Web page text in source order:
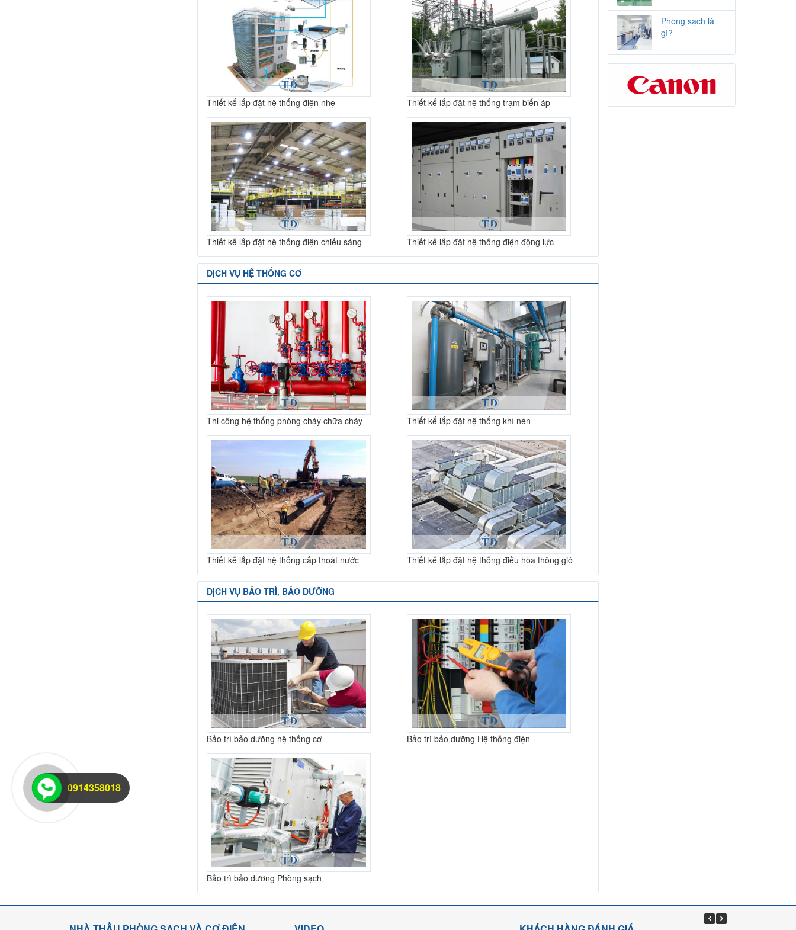
Thiết kế lắp đặt hệ thống điện nhẹ Thiết kế lắp đặt hệ thống trạm biến áp
Thiết kế lắp đặt hệ thống điện chiếu sáng Thiết kế lắp đặt hệ thống điện động lực
DỊCH VỤ HỆ THỐNG CƠ
Thi công hệ thống phòng cháy chữa cháy Thiết kế lắp đặt hệ thống khí nén
Thiết kế lắp đặt hệ thống cấp thoát nước Thiết kế lắp đặt hệ thống điều hòa thông gió
DỊCH VỤ BẢO TRÌ, BẢO DƯỠNG
Bảo trì bảo dưỡng hệ thống cơ Bảo trì bảo dưỡng Hệ thống điện
Bảo trì bảo dưỡng Phòng sạch
Phòng sạch là
gì?
0914358018